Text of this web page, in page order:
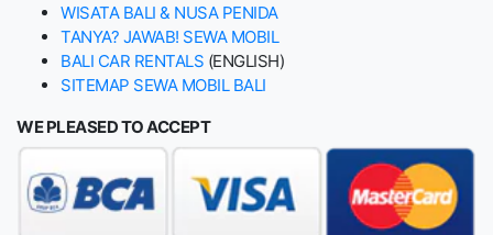
WISATA BALI & NUSA PENIDA
TANYA? JAWAB! SEWA MOBIL
BALI CAR RENTALS (ENGLISH)
SITEMAP SEWA MOBIL BALI
WE PLEASED TO ACCEPT